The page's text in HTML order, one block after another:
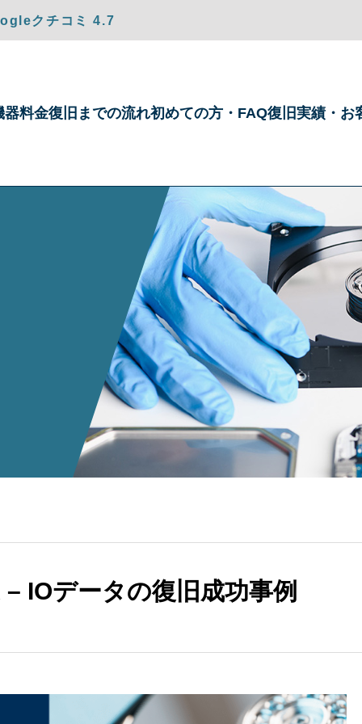
クチコミ 4.7
器料金復旧までの流れ初めての方・ FAQ復旧実績・ お
IOデータの復旧成功事例